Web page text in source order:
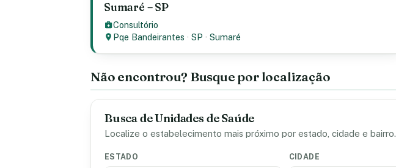
Sumaré – SP
Consultório
Pqe Bandeirantes ·SP ·Sumaré
Não encontrou? Busque por localização
Busca de Unidades de Saúde
Localize o estabelecimento mais próximo por estado, cidade e bairro.
ESTADO CIDADE